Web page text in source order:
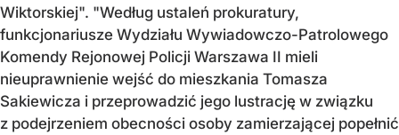
Wiktorskiej". "Według ustaleń prokuratury,
funkcjonariusze Wydziału Wywiadowczo-Patrolowego
Komendy Rejonowej Policji Warszawa II mieli
nieuprawnienie wejść do mieszkania Tomasza
Sakiewicza i przeprowadzić jego lustrację w związku
z podejrzeniem obecności osoby zamierzającej popełnić